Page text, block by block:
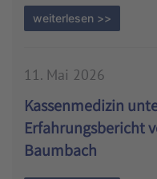
weiterlesen >>
11. Mai 2026
Kassenmedizin
Erfahrungsbericht
Baumbach